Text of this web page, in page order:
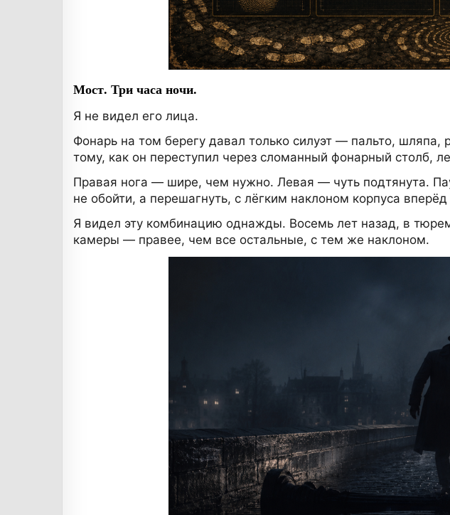
Мост. Три часа ночи.
Я не видел его лица.
Фонарь на том берегу давал только силуэт — пальто,
тому, как он переступил через сломанный фонарный столб,
Правая нога — шире, чем нужно. Левая — чуть подтянута.
не обойти, а перешагнуть, с лёгким наклоном корпуса
Я видел эту комбинацию однажды. Восемь лет назад, в
камеры — правее, чем все остальные, с тем же наклоном.